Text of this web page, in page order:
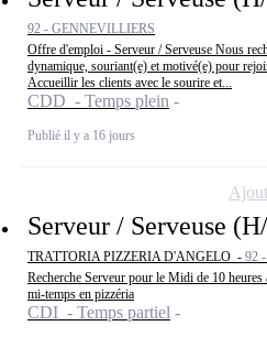
92 - GENNEVILLIERS
Offre d'emploi - Serveur / Serveuse Nous
dynamique, souriant(e) et motivé(e) pour
Accueillir les clients avec le sourire et...
CDD - Temps plein
Publié il y a 16 jours
Serveur / Serveuse
TRATTORIA PIZZERIA D'ANGELO - 92
Recherche Serveur pour le Midi de 10
mi-temps en pizzéria
CDI - Temps partiel